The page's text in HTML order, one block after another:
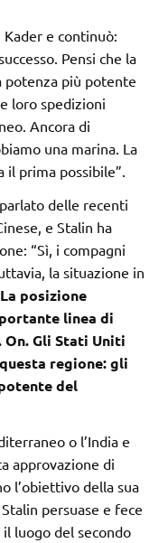
e continuò:
Pensi che la
potenza più potente
loro spedizioni
Ancora di
una marina. La
prima possibile”.
delle recenti
e Stalin ha
“Sì, i compagni
la situazione in
La posizione
linea di
Gli Stati Uniti
regione: gli
del
o l’India e
approvazione di
l’obiettivo della sua
persuase e fece
luogo del secondo